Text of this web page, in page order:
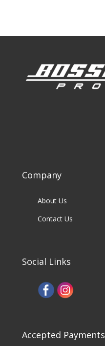
Company
About Us
Contact Us
Social Links
Accepted Payments